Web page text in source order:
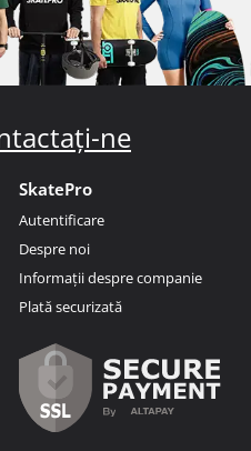
ne
SkatePro
Autentificare
Despre noi
Informații despre companie
Plată securizată